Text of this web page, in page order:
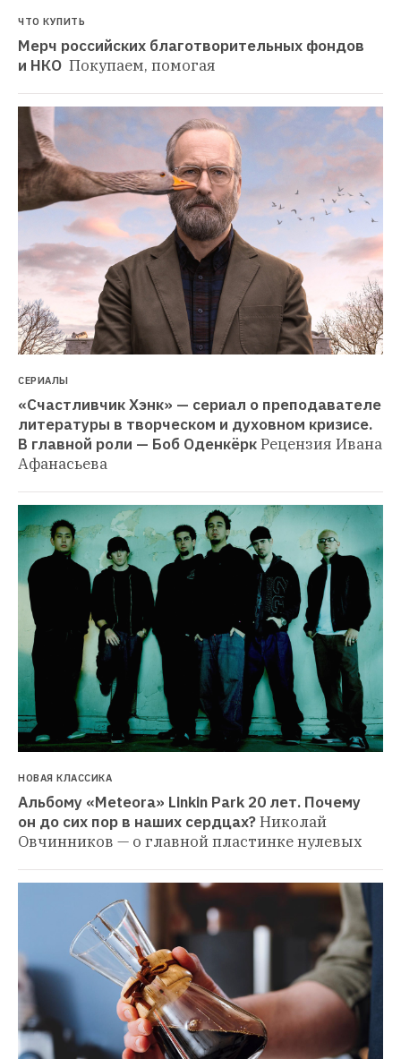
ЧТО КУПИТЬ
Мерч российских благотворительных фондов
и НКО Покупаем, помогая
СЕРИАЛЫ
«Счастливчик Хэнк» — сериал о преподавателе
литературы в творческом и духовном кризисе.
В главной роли — Боб ОденкёркРецензия Ивана
Афанасьева
НОВАЯ КЛАССИКА
Альбому «Meteora» Linkin Park 20 лет. Почему
он до сих пор в наших сердцах?Николай
Овчинников — о главной пластинке нулевых